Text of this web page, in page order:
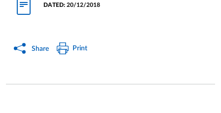
DATED: 20/12/2018
Share Print